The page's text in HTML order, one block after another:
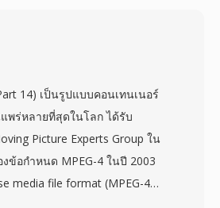
างแพ็กเก็ตนี้ช่วยให้ตัวรับ
หวะ ซึ่งเป็นความสามารถสำคัญ
อากาศแบบเรียลไทม์ที่แยก
จาก program streams ที่
ดเก็บที่เชื่อถือได้ TS สามารถ
ปรแกรมในสตรีมเดียว โดยมี
14) เป็นรูปแบบคอนเทนเนอร์
พร่หลายที่สุดในโลก ได้รับ
Picture Experts Group ใน
ข้อกำหนด MPEG-4 ในปี 2003
media file format (MPEG-4